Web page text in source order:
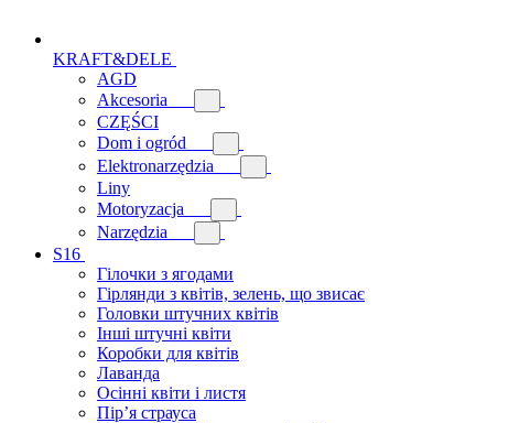
KRAFT&DELE
AGD
Akcesoria
CZĘŚCI
Dom i ogród
Elektronarzędzia
Liny
Motoryzacja
Narzędzia
S16
Гілочки з ягодами
Гірлянди з квітів, зелень, що звисає
Головки штучних квітів
Інші штучні квіти
Коробки для квітів
Лаванда
Осінні квіти і листя
Пір’я страуса